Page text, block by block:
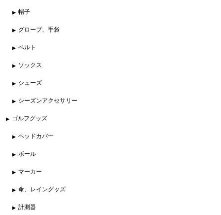
帽子
グローブ、手袋
ベルト
ソックス
シューズ
シーズンアクセサリー
ゴルフグッズ
ヘッドカバー
ボール
マーカー
傘、レイングッズ
計測器